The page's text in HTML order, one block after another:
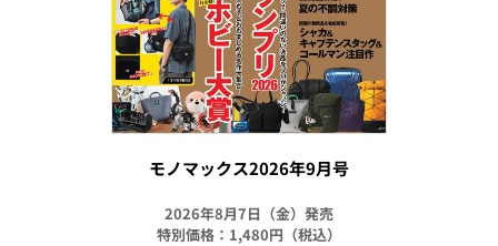
モノマックス2026年9月号
2026年8月7日（金）発売
特別価格：1,480円（税込）